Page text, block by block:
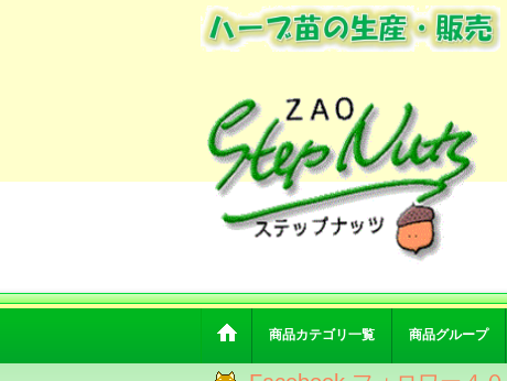
商品カテゴリ一覧 商品グループ